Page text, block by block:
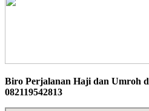
Biro Perjalanan Haji dan Umroh
082119542813